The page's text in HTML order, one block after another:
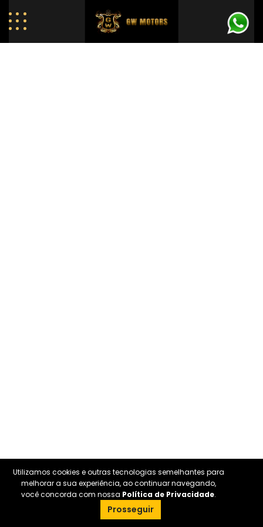
Utilizamos cookies e outras tecnologias semelhantes para
melhorar a sua experiência, ao continuar navegando,
você concorda com nossa Política de Privacidade.
Prosseguir